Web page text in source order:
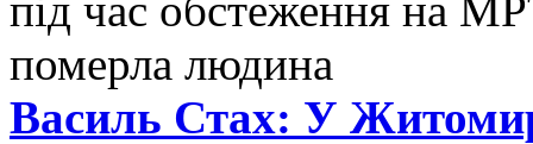
Василь Стах: У